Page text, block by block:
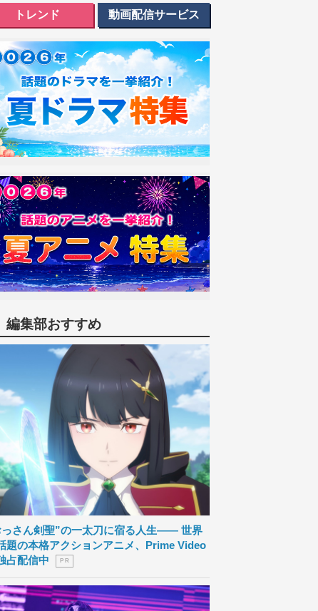
トレンド 動画配信サービス
編集部おすすめ
っさん剣聖”の一太刀に宿る人生―― 世界
題の本格アクションアニメ、Prime Video
占配信中
P R